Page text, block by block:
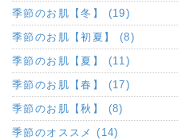
季節のお肌【冬】 (19)
季節のお肌【初夏】 (8)
季節のお肌【夏】 (11)
季節のお肌【春】 (17)
季節のお肌【秋】 (8)
季節のオススメ (14)